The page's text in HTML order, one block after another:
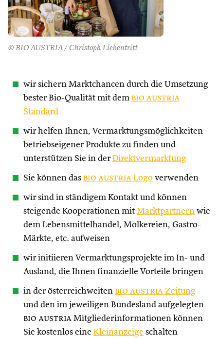
© BIO AUSTRIA / Christoph Liebentritt
wir sichern Marktchancen durch die Umsetzung
bester Bio-Qualität mit dem bio austria
Standard
wir helfen Ihnen, Vermarktungsmöglichkeiten
betriebseigener Produkte zu finden und
unterstützen Sie in derDirektvermarktung
Sie können das bio austria Logo verwenden
wir sind in ständigem Kontakt und können
steigende Kooperationen mit Marktpartnern wie
dem Lebensmittelhandel, Molkereien, Gastro-
Märkte, etc. aufweisen
wir initiieren Vermarktungsprojekte im In- und
Ausland, die Ihnen finanzielle Vorteile bringen
in der österreichweiten bio austria Zeitung
und den im jeweiligen Bundesland aufgelegten
bio austria Mitgliederinformationen können
Sie kostenlos eine Kleinanzeige schalten